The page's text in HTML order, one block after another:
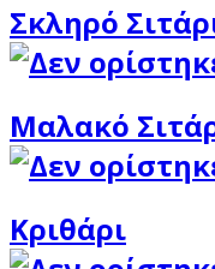
Σκληρό
Μαλακό
Κριθάρι